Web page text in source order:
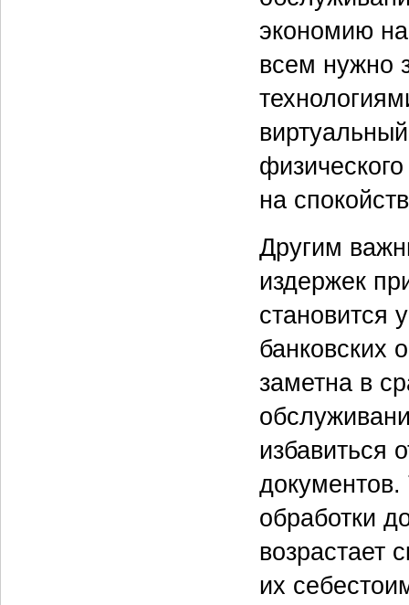
экономию
всем нужно
на
Другим
издержек
становится
банковских
заметна в
избавиться
документов.
обработки
возрастает
их